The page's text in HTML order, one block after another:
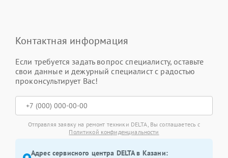
Контактная информация
Если требуется задать вопрос специалисту, оставьте
свои данные и дежурный специалист с радостью
проконсультирует Вас!
Отправляя заявку на ремонт техники DELTA, Вы соглашаетесь с
Политикой конфиденциальности
Адрес сервисного центра DELTA в Казани: